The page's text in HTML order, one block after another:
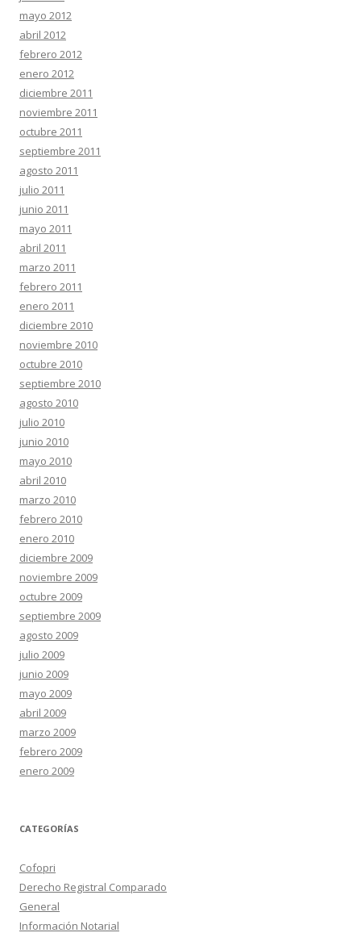
mayo 2012
abril 2012
febrero 2012
enero 2012
diciembre 2011
noviembre 2011
octubre 2011
septiembre 2011
agosto 2011
julio 2011
junio 2011
mayo 2011
abril 2011
marzo 2011
febrero 2011
enero 2011
diciembre 2010
noviembre 2010
octubre 2010
septiembre 2010
agosto 2010
julio 2010
junio 2010
mayo 2010
abril 2010
marzo 2010
febrero 2010
enero 2010
diciembre 2009
noviembre 2009
octubre 2009
septiembre 2009
agosto 2009
julio 2009
junio 2009
mayo 2009
abril 2009
marzo 2009
febrero 2009
enero 2009
CATEGORÍAS
Cofopri
Derecho Registral Comparado
General
Información Notarial